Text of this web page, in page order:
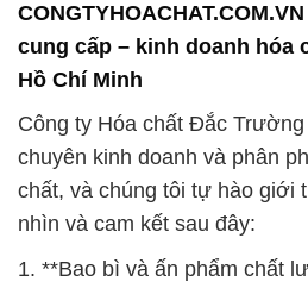
cung cấp – kinh doanh hóa
Hồ Chí Minh
Công ty Hóa chất Đắc
chuyên kinh doanh và phân
chất, và chúng tôi tự hào giới
nhìn và cam kết sau đây:
1. **Bao bì và ấn phẩm chất